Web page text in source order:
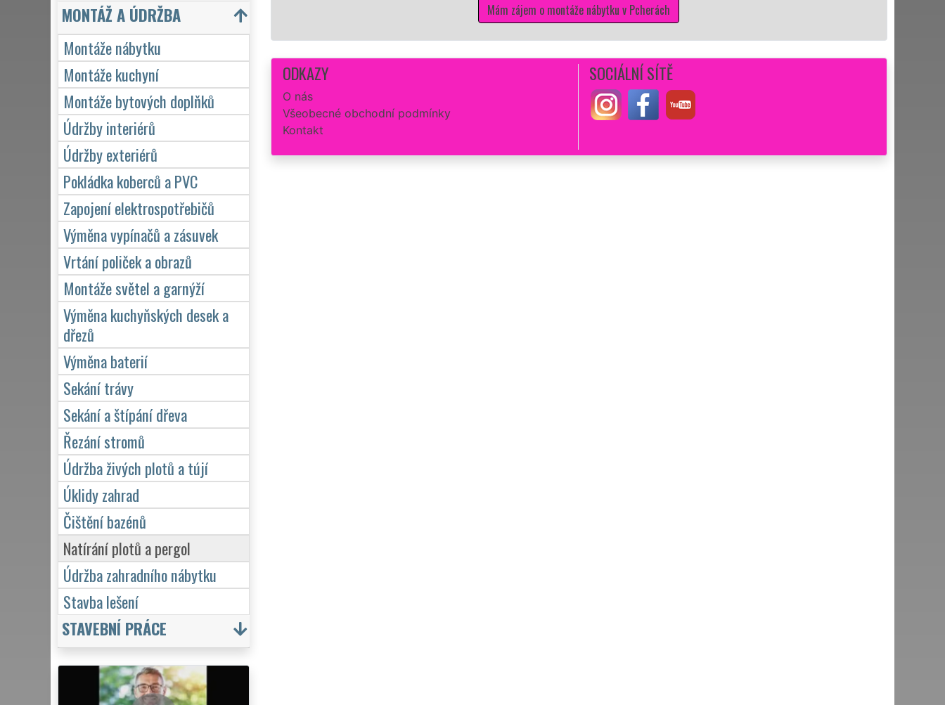
Mám zájem o montáže nábytku v Pcherách
ODKAZY
O nás
Všeobecné obchodní podmínky
Kontakt
SOCIÁLNÍ SÍTĚ
MONTÁŽ A ÚDRŽBA
Montáže nábytku
Montáže kuchyní
Montáže bytových doplňků
Údržby interiérů
Údržby exteriérů
Pokládka koberců a PVC
Zapojení elektrospotřebičů
Výměna vypínačů a zásuvek
Vrtání poliček a obrazů
Montáže světel a garnýží
Výměna kuchyňských desek a
dřezů
Výměna baterií
Sekání trávy
Sekání a štípání dřeva
Řezání stromů
Údržba živých plotů a tújí
Úklidy zahrad
Čištění bazénů
Natírání plotů a pergol
Údržba zahradního nábytku
Stavba lešení
STAVEBNÍ PRÁCE